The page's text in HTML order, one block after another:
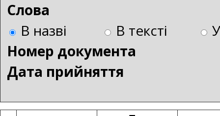
Слова
В назві
В тексті
Номер документа
Дата прийняття